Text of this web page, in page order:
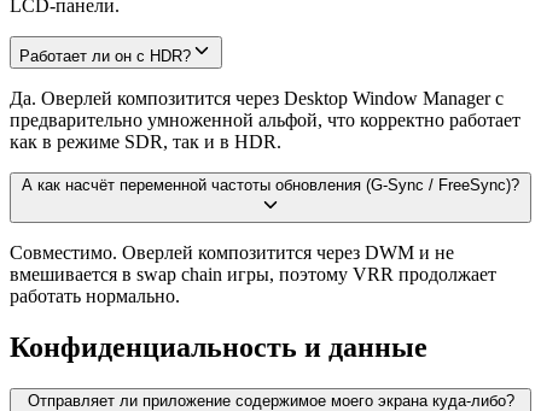
LCD-панели.
Работает ли он с HDR?
Да. Оверлей композитится через Desktop Window Manager с
предварительно умноженной альфой, что корректно работает
как в режиме SDR, так и в HDR.
А как насчёт переменной частоты обновления (G-Sync / FreeSync)?
Совместимо. Оверлей композитится через DWM и не
вмешивается в swap chain игры, поэтому VRR продолжает
работать нормально.
Конфиденциальность и данные
Отправляет ли приложение содержимое моего экрана куда-либо?